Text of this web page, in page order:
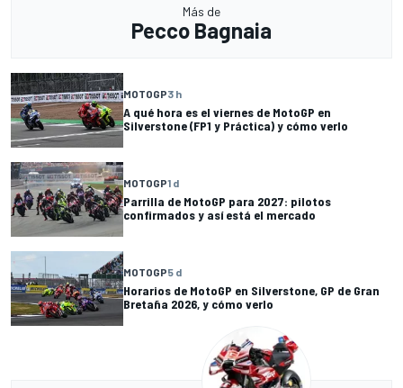
Más de
Pecco Bagnaia
MOTOGP3 h
A qué hora es el viernes de MotoGP en
Silverstone (FP1 y Práctica) y cómo verlo
MOTOGP1 d
Parrilla de MotoGP para 2027: pilotos
confirmados y así está el mercado
MOTOGP5 d
Horarios de MotoGP en Silverstone, GP de Gran
Bretaña 2026, y cómo verlo